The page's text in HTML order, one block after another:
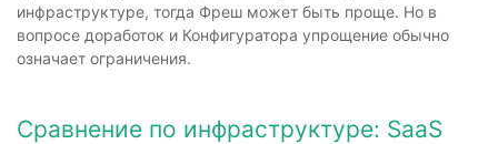
инфраструктуре, тогда Фреш может быть проще. Но в
вопросе доработок и Конфигуратора упрощение обычно
означает ограничения.
Сравнение по инфраструктуре: SaaS